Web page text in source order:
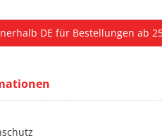
DE für Bestellungen ab